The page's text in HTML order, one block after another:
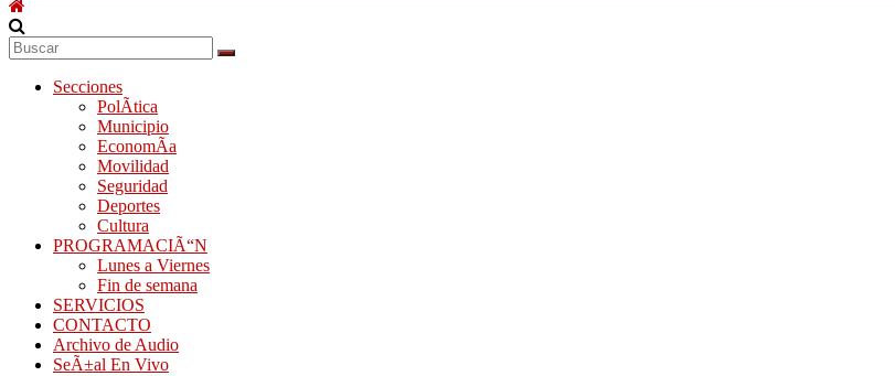
Secciones
PolÃ­tica
Municipio
EconomÃ­a
Movilidad
Seguridad
Deportes
Cultura
PROGRAMACIÃ“N
Lunes a Viernes
Fin de semana
SERVICIOS
CONTACTO
Archivo de Audio
SeÃ±al En Vivo